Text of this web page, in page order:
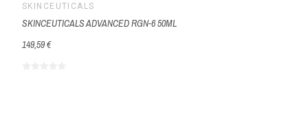
SKINCEUTICALS
SKINCEUTICALS ADVANCED RGN-6 50ML
149,59 €